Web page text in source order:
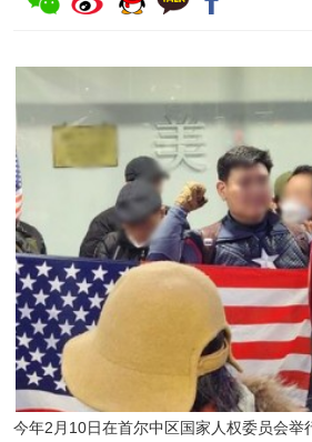
今年2月10日在首尔中区国家人权委员会举